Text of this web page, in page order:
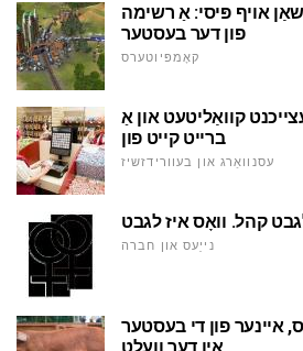
אויף פּיסי: אַ רשימה
פון דער בעסטער
קאָמפּיוטערס
קוואַליטעט און אַ
ברייט קייט פון
עסנוואַרג און בעוורידזשיז
נייַעס און חברה
איינער פון די בעסטער